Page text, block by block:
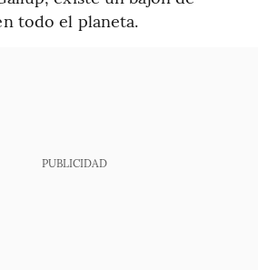
todo el planeta.
PUBLICIDAD